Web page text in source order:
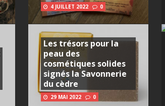
4 JUILLET 2022 0
Les trésors pour la
peau des
cosmétiques solides
signés la Savonnerie
du cèdre
29 MAI 2022 0